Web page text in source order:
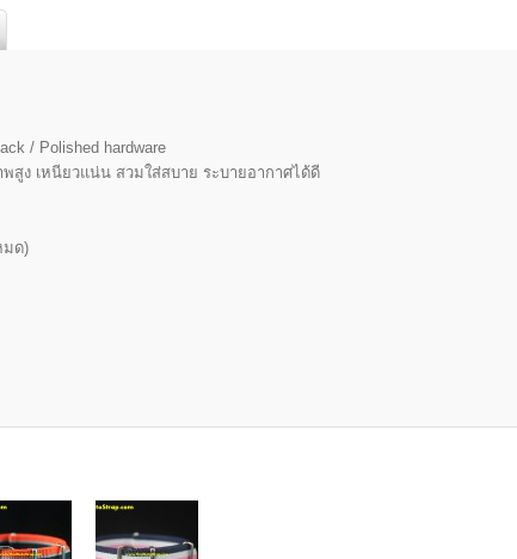
/ Polished hardware
ง เหนียวแน่น สวมใส่สบาย ระบายอากาศได้ดี
มด)